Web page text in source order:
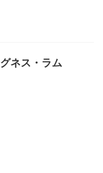
ネス・ラム